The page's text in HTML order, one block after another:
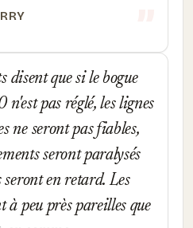
disent que si le bogue
pas réglé, les lignes
ne seront pas fiables,
seront paralysés
seront en retard. Les
à peu près pareilles que